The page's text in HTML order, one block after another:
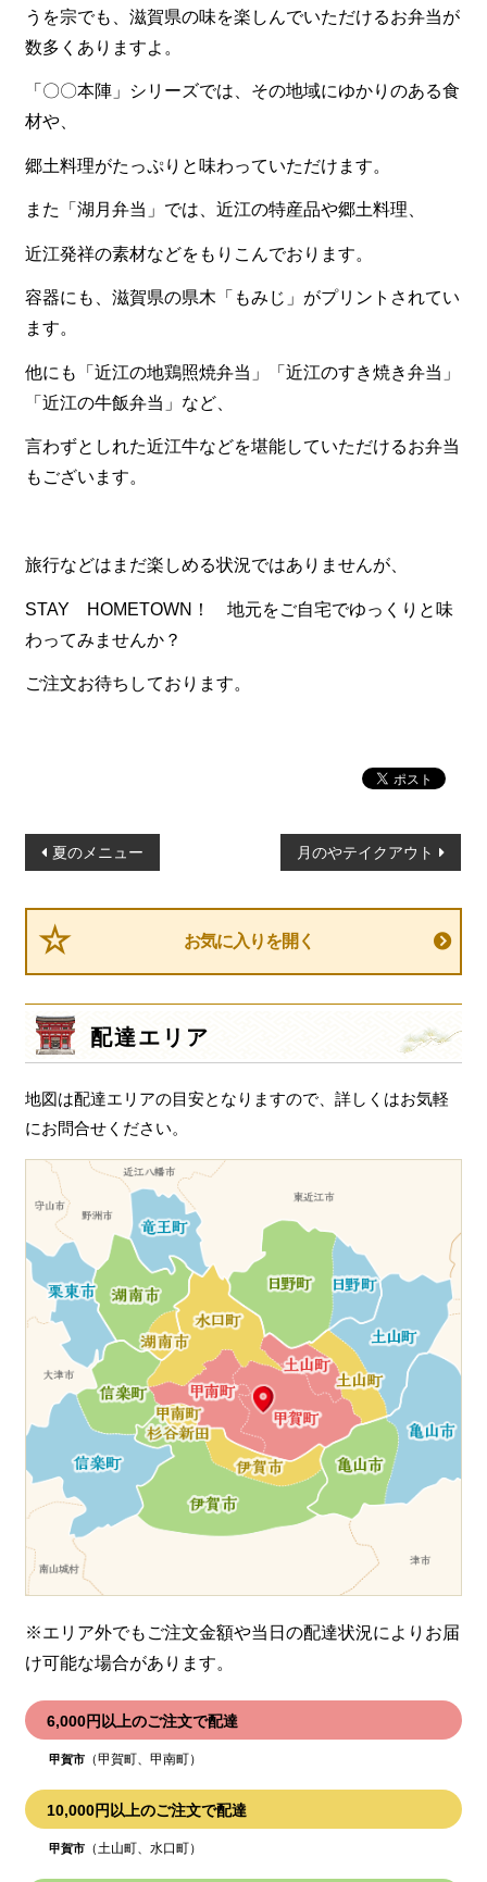
お肉メイン弁当
お魚メイン弁当
お野菜メイン弁当
近江(滋賀)地方ゆかりの弁当
四得オードブル
寿司・会席膳
お食い初め・お子様膳
スタッフブログ
求人情報
うを宗でも、滋賀県の味を楽しんでいただけるお弁当が
数多くありますよ。
「〇〇本陣」シリーズでは、その地域にゆかりのある食
材や、
郷土料理がたっぷりと味わっていただけます。
また「湖月弁当」では、近江の特産品や郷土料理、
近江発祥の素材などをもりこんでおります。
容器にも、滋賀県の県木「もみじ」がプリントされてい
ます。
他にも「近江の地鶏照焼弁当」「近江のすき焼き弁当」
「近江の牛飯弁当」など、
言わずとしれた近江牛などを堪能していただけるお弁当
もございます。
旅行などはまだ楽しめる状況ではありませんが、
STAY HOMETOWN！ 地元をご自宅でゆっくりと味
わってみませんか？
ご注文お待ちしております。
投
稿
ナ
ビ
ゲ
ー
シ
ョ
ン
夏のメニュー 月のやテイクアウト
お気に入りを開く
配達エリア
地図は配達エリアの目安となりますので、詳しくはお気軽
にお問合せください。
※エリア外でもご注文金額や当日の配達状況により お届
け可能な場合があります。
6,000円以上のご注文で配達
甲賀市 （甲賀町、甲南町）
10,000円以上のご注文で配達
甲賀市 （土山町、水口町）